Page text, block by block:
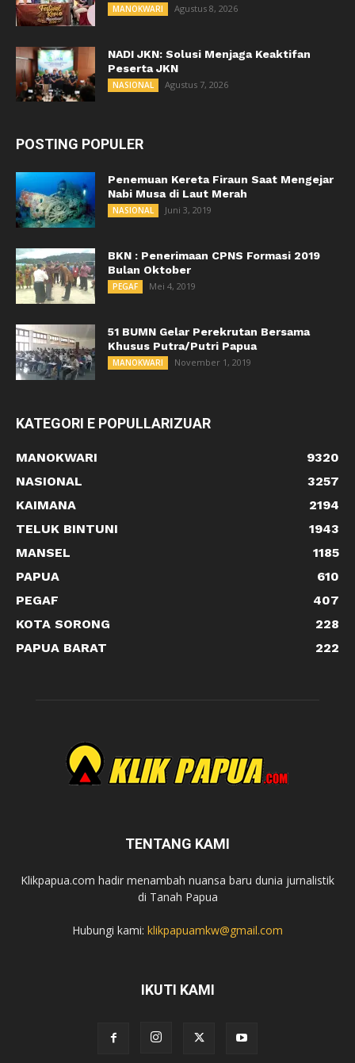
MANOKWARI Agustus 8, 2026
NADI JKN: Solusi Menjaga Keaktifan
Peserta JKN
NASIONAL Agustus 7, 2026
POSTING POPULER
Penemuan Kereta Firaun Saat Mengejar
Nabi Musa di Laut Merah
NASIONAL Juni 3, 2019
BKN : Penerimaan CPNS Formasi 2019
Bulan Oktober
PEGAF Mei 4, 2019
51 BUMN Gelar Perekrutan Bersama
Khusus Putra/Putri Papua
MANOKWARI November 1, 2019
KATEGORI E POPULLARIZUAR
MANOKWARI
9320
NASIONAL
3257
KAIMANA
2194
TELUK BINTUNI
1943
MANSEL
1185
PAPUA
610
PEGAF
407
KOTA SORONG
228
PAPUA BARAT
222
TENTANG KAMI
Klikpapua.com hadir menambah nuansa baru dunia jurnalistik
di Tanah Papua
Hubungi kami: klikpapuamkw@gmail.com
IKUTI KAMI